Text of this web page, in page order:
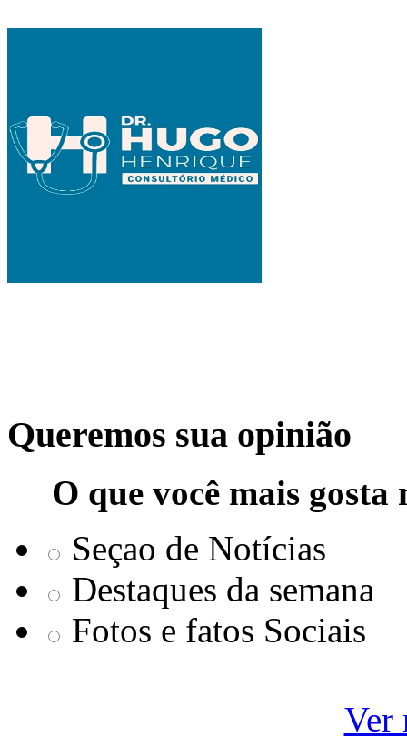
Queremos sua opinião
O que você mais
Seçao de Notícias
Destaques da semana
Fotos e fatos Sociais
Ver